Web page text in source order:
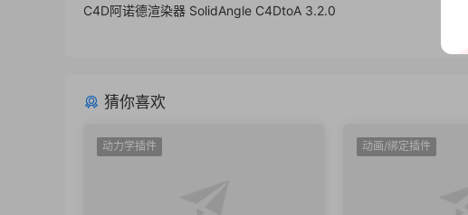
C4D阿诺德渲染器 SolidAngle C4DtoA 3.2.0
猜你喜欢
动力学插件 动画/绑定插件